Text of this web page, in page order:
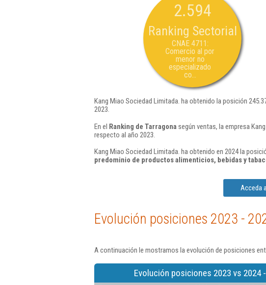
2.594
Ranking Sectorial
CNAE 4711:
Comercio al por
menor no
especializado
co...
Kang Miao Sociedad Limitada. ha obtenido la posición
2023.
En el Ranking de Tarragona según ventas, la empresa
respecto al año 2023.
Kang Miao Sociedad Limitada. ha obtenido en 2024 la
predominio de productos alimenticios, bebidas y
Acceda
Evolución posiciones 2023 -
A continuación le mostramos la evolución de posiciones
Evolución posiciones 2023 vs 2024